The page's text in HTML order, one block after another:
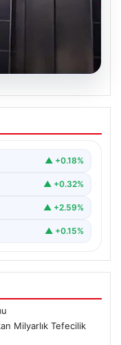
Ortaya
bir intihar
▲ +0.18%
▲ +0.32%
▲ +2.59%
▲ +0.15%
Milyarlık Tefecilik